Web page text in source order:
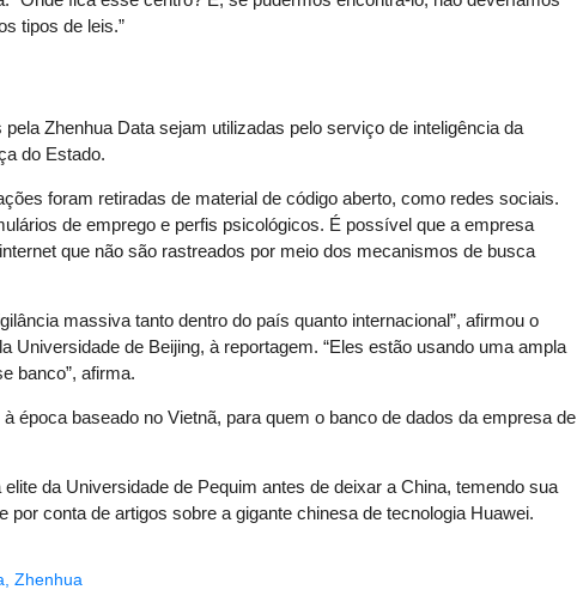
tipos de leis.”
pela Zhenhua Data sejam utilizadas pelo serviço de inteligência da
do Estado.
foram retiradas de material de código aberto, como redes sociais.
de emprego e perfis psicológicos. É possível que a empresa
que não são rastreados por meio dos mecanismos de busca
massiva tanto dentro do país quanto internacional”, afirmou o
Universidade de Beijing, à reportagem. “Eles estão usando uma ampla
banco”, afirma.
época baseado no Vietnã, para quem o banco de dados da empresa de
da Universidade de Pequim antes de deixar a China, temendo sua
conta de artigos sobre a gigante chinesa de tecnologia Huawei.
, Zhenhua